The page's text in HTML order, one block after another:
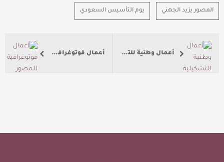
المصور يزيد الجهني يوم التأسيس السعودي
أعمال وطنية للتشكيلية بيان باربود أعمال فوتوغرافية للمصور أحمد المالكي